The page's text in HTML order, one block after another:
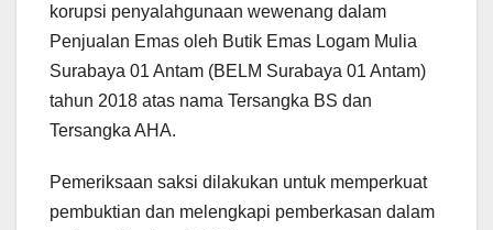
korupsi penyalahgunaan wewenang dalam
Penjualan Emas oleh Butik Emas Logam Mulia
Surabaya 01 Antam (BELM Surabaya 01 Antam)
tahun 2018 atas nama Tersangka BS dan
Tersangka AHA.
Pemeriksaan saksi dilakukan untuk memperkuat
pembuktian dan melengkapi pemberkasan dalam